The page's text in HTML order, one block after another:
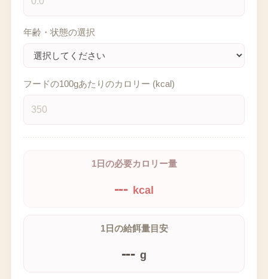
年齢・状態の選択
フードの100gあたりのカロリー (kcal)
1日の必要カロリー量
--- kcal
1日の給餌量目安
--- g